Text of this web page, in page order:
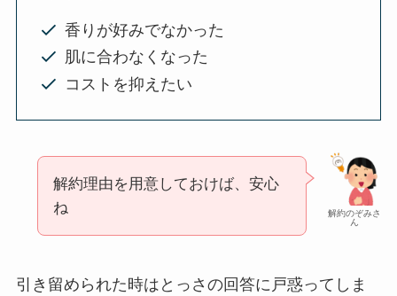
香りが好みでなかった
肌に合わなくなった
コストを抑えたい
解約のぞみさ
ん
解約理由を用意しておけば、安心
ね
引き留められた時はとっさの回答に戸惑ってしま